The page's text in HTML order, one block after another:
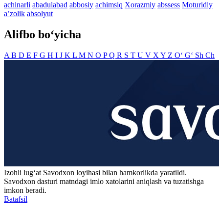
achinarli abadulabad abbosiy achimsiq Xorazmiy abssess Moturidiy
aʼzolik absolyut
Alifbo bo‘yicha
A B D E F G H I J K L M N O PQ R S T U V X Y Z O‘ G‘ Sh Ch
Izohli lugʻat Savodxon loyihasi bilan hamkorlikda yaratildi.
Savodxon dasturi matndagi imlo xatolarini aniqlash va tuzatishga
imkon beradi.
Batafsil